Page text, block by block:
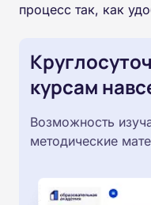
процесс так, как
курсам
Возможность
методические